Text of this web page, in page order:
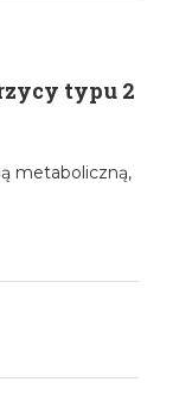
typu 2
metaboliczną,